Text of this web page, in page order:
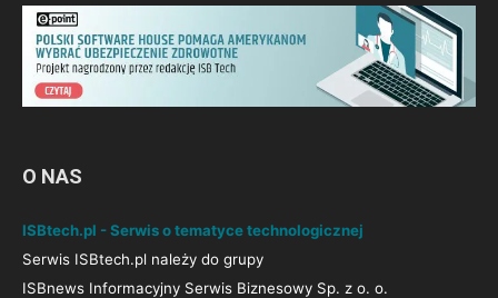
O NAS
ISBtech.pl - Serwis o tematyce technologicznej
Serwis ISBtech.pl należy do grupy
ISBnews Informacyjny Serwis Biznesowy Sp. z o. o.